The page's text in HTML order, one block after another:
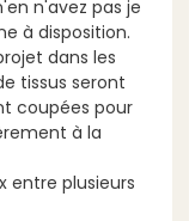
n'avez pas je
à disposition.
dans les
tissus seront
coupées pour
à la
entre plusieurs